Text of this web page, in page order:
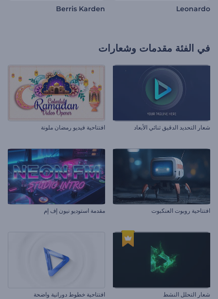
Leonardo
Berris Karden
في الفئة مقدمات وشعارات
شعار التحديد الدقيق ثنائي الأبعاد افتتاحية فيديو رمضان ملونة
افتتاحية روبوت العنكبوت مقدمة استوديو نيون إف إم
شعار التحلل النشط افتتاحية خطوط دورانية واضحة